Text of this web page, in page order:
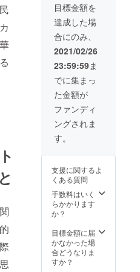
目標金額を
達成した場
合にのみ、
2021/02/26
23:59:59ま
でに集まっ
た金額が
ファンディ
ングされま
す。
支援に関するよ
くある質問
手数料はいく
らかかります
か？
目標金額に届
かなかった場
合どうなりま
すか？